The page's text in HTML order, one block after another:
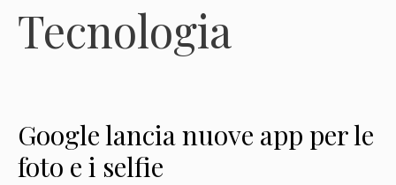
Tecnologia
Google lancia nuove app per le
foto e i selfie